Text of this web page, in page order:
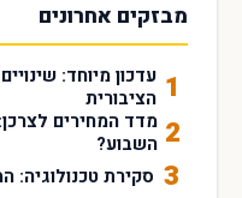
מבזקים אחרונים
1 עדכון מיוחד:
הציבורית
2 מדד המחירים
השבוע?
3 סקירת טכנולוגיה: